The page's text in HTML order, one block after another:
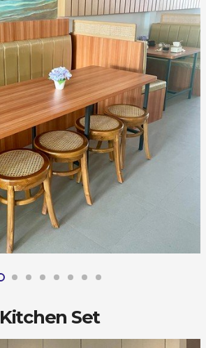
Kitchen Set